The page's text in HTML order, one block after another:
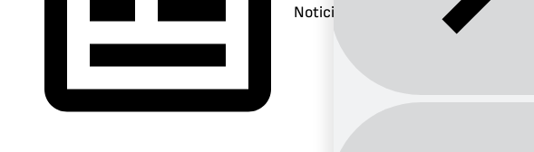
Noticias